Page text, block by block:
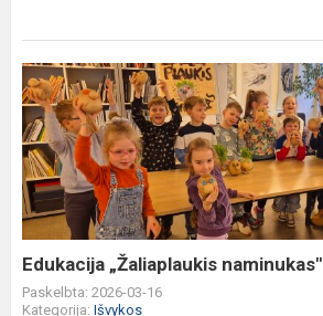
Edukacija
„Žaliaplaukis
naminukas"
Edukacija „Žaliaplaukis naminukas"
Paskelbta: 2026-03-16
Kategorija: Išvykos